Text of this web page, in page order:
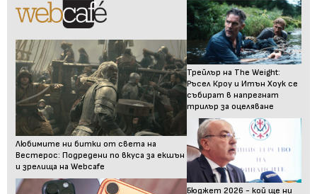
Любимите ни битки от света на
Вестерос: Подредени по вкуса за екшън
и зрелища на Webcafe
Трейлър на The Weight:
Ръсел Кроу и Итън Хоук се
събират в напрегнат
трилър за оцеляване
Бюджет 2026 - кой ще ни